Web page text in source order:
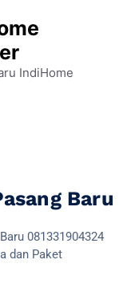
IndiHome
Baru
081331904324
dan Paket